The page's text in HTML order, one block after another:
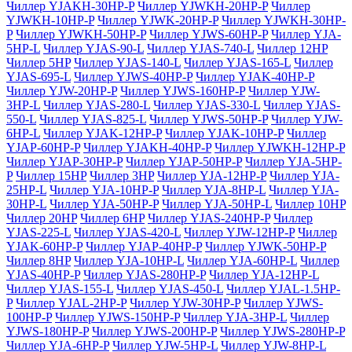
Чиллер YJAKH-30HP-P Чиллер YJWKH-20HP-P Чиллер
YJWKH-10HP-P Чиллер YJWK-20HP-P Чиллер YJWKH-30HP-
P Чиллер YJWKH-50HP-P Чиллер YJWS-60HP-P Чиллер YJA-
5HP-L Чиллер YJAS-90-L Чиллер YJAS-740-L Чиллер 12HP
Чиллер 5HP Чиллер YJAS-140-L Чиллер YJAS-165-L Чиллер
YJAS-695-L Чиллер YJWS-40HP-P Чиллер YJAK-40HP-P
Чиллер YJW-20HP-P Чиллер YJWS-160HP-P Чиллер YJW-
3HP-L Чиллер YJAS-280-L Чиллер YJAS-330-L Чиллер YJAS-
550-L Чиллер YJAS-825-L Чиллер YJWS-50HP-P Чиллер YJW-
6HP-L Чиллер YJAK-12HP-P Чиллер YJAK-10HP-P Чиллер
YJAP-60HP-P Чиллер YJAKH-40HP-P Чиллер YJWKH-12HP-P
Чиллер YJAP-30HP-P Чиллер YJAP-50HP-P Чиллер YJA-5HP-
P Чиллер 15HP Чиллер 3HP Чиллер YJA-12HP-P Чиллер YJA-
25HP-L Чиллер YJA-10HP-P Чиллер YJA-8HP-L Чиллер YJA-
30HP-L Чиллер YJA-50HP-P Чиллер YJA-50HP-L Чиллер 10HP
Чиллер 20HP Чиллер 6HP Чиллер YJAS-240HP-P Чиллер
YJAS-225-L Чиллер YJAS-420-L Чиллер YJW-12HP-P Чиллер
YJAK-60HP-P Чиллер YJAP-40HP-P Чиллер YJWK-50HP-P
Чиллер 8HP Чиллер YJA-10HP-L Чиллер YJA-60HP-L Чиллер
YJAS-40HP-P Чиллер YJAS-280HP-P Чиллер YJA-12HP-L
Чиллер YJAS-155-L Чиллер YJAS-450-L Чиллер YJAL-1.5HP-
P Чиллер YJAL-2HP-P Чиллер YJW-30HP-P Чиллер YJWS-
100HP-P Чиллер YJWS-150HP-P Чиллер YJA-3HP-L Чиллер
YJWS-180HP-P Чиллер YJWS-200HP-P Чиллер YJWS-280HP-P
Чиллер YJA-6HP-P Чиллер YJW-5HP-L Чиллер YJW-8HP-L